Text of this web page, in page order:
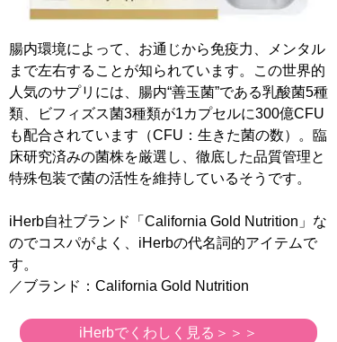
腸内環境によって、お通じから免疫力、メンタル
まで左右することが知られています。この世界的
人気のサプリには、腸内“善玉菌”である乳酸菌5種
類、ビフィズス菌3種類が1カプセルに300億CFU
も配合されています（CFU：生きた菌の数）。臨
床研究済みの菌株を厳選し、徹底した品質管理と
特殊包装で菌の活性を維持しているそうです。
iHerb自社ブランド「California Gold Nutrition」な
のでコスパがよく、iHerbの代名詞的アイテムで
す。
／ブランド：California Gold Nutrition
iHerbでくわしく見る＞＞＞